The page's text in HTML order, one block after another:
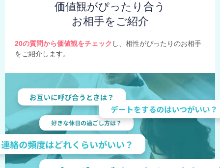
価値観がぴったり合う
お相手をご紹介
20の質問から価値観をチェック し、相性がぴったりのお相手
をご紹介します。